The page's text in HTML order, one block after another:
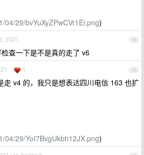
04/29/bvYuXyZPwCVr1Ei.png)
15
2021
查一下是不是真的走了 v6
16
1
走 v4 的，我只是想表达四川电信 163 也扩
04/29/YoI7BvgUkbh12JX.png)